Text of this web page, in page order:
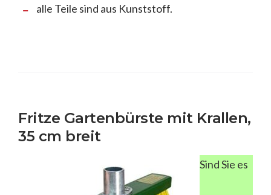
alle Teile sind aus Kunststoff.
Fritze Gartenbürste mit Krallen,
35 cm breit
Sind Sie es